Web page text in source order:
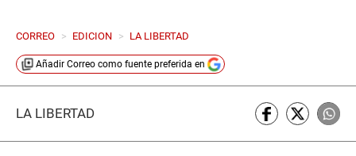
CORREO > EDICION > LA LIBERTAD
Añadir Correo como fuente preferida en
LA LIBERTAD